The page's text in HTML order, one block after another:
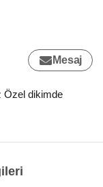
Mesaj
Özel dikimde